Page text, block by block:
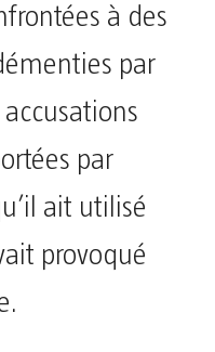
à des
par
par
ait utilisé
provoqué